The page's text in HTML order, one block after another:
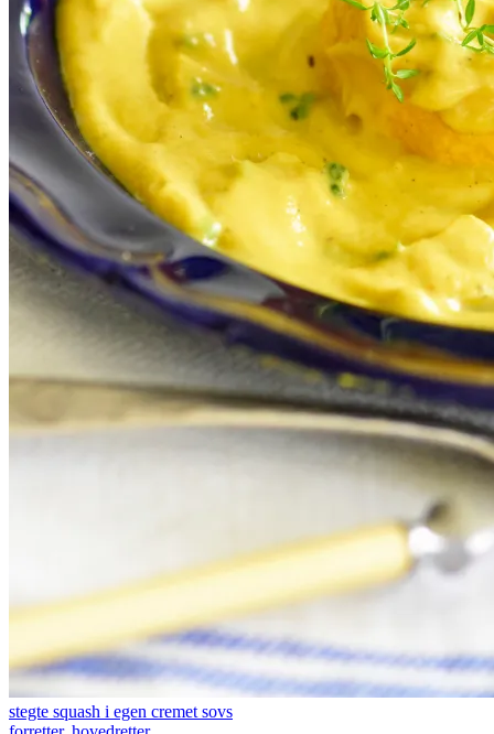
stegte squash i egen cremet sovs